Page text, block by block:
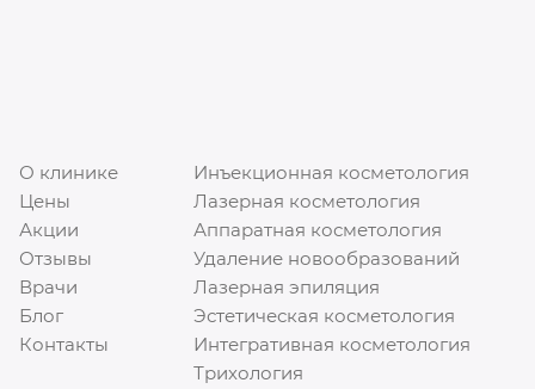
О клинике
Цены
Акции
Отзывы
Врачи
Блог
Контакты
Инъекционная косметология
Лазерная косметология
Аппаратная косметология
Удаление новообразований
Лазерная эпиляция
Эстетическая косметология
Интегративная косметология
Трихология